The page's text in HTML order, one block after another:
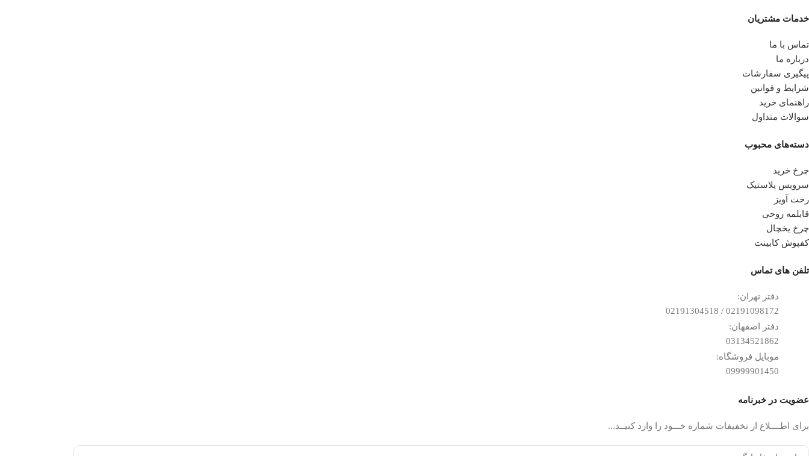
خدمات مشتریان
تماس با ما
درباره ما
پیگیری سفارشات
شرایط و قوانین
راهنمای خرید
سوالات متداول
دسته‌های محبوب
چرخ خرید
سرویس پلاستیک
رخت آویز
قابلمه روحی
چرخ یخچال
کفپوش کابینت
تلفن ‌های تماس
دفتر تهران:
02191098172 / 02191304518
دفتر اصفهان:
03134521862
موبایل فروشگاه:
09999901450
عضویت در خبرنامه
برای اطــــلاع از تخفیفات شماره خـــود را وارد کنیــد...